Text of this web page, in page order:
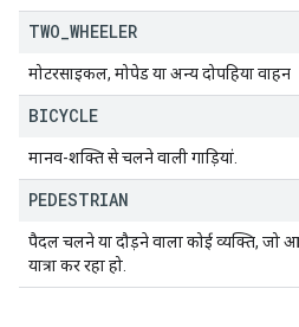
TWO WHEELER
मोटरसाइकल, मोपेड या अन्य दोपहिया वाहन
BICYCLE
मानव-शक्ति से चलने वाली गाड़ियां.
PEDESTRIAN
पैदल चलने या दौड़ने वाला कोई व्यक्ति, जो
यात्रा कर रहा हो.